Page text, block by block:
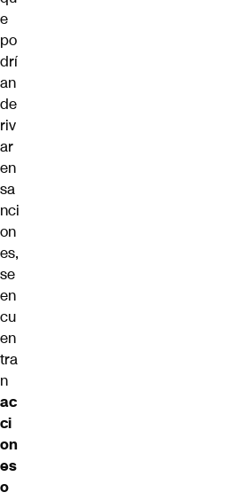
e
po
drí
an
de
riv
ar
en
sa
nci
on
es,
se
en
cu
en
tra
n
ac
ci
on
es
o